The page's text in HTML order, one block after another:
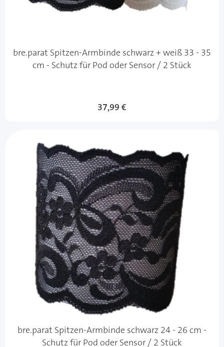
bre.parat Spitzen-Armbinde schwarz + weiß 33 - 35
cm - Schutz für Pod oder Sensor / 2 Stück
37,99 €
bre.parat Spitzen-Armbinde schwarz 24 - 26 cm -
Schutz für Pod oder Sensor / 2 Stück